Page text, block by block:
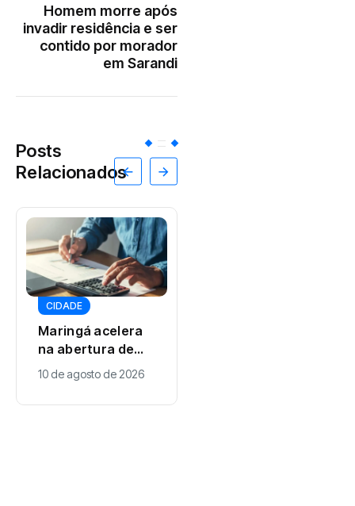
Homem morre após
invadir residência e ser
contido por morador
em Sarandi
Posts
Relacionados
CIDADE
Maringá acelera
na abertura de
empresas e
mantém
protagonismo no
10 de agosto de 2026